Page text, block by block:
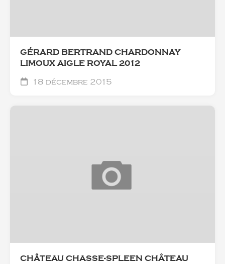
GÉRARD BERTRAND CHARDONNAY
LIMOUX AIGLE ROYAL 2012
18 décembre 2015
CHÂTEAU CHASSE-SPLEEN CHÂTEAU